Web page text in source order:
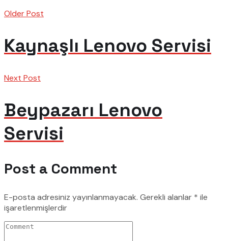
Older Post
Kaynaşlı Lenovo Servisi
Next Post
Beypazarı Lenovo
Servisi
Post a Comment
E-posta adresiniz yayınlanmayacak. Gerekli alanlar * ile
işaretlenmişlerdir